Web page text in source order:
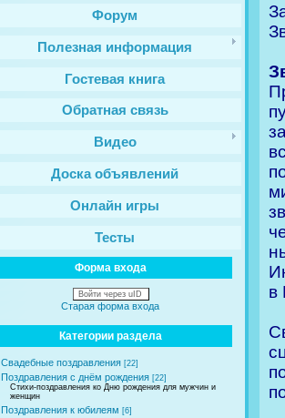
Форум
Полезная информация
Гостевая книга
Обратная связь
Видео
Доска объявлений
Онлайн игры
Тесты
Форма входа
Войти через uID
Старая форма входа
Категории раздела
Свадебные поздравления [22]
Поздравления с днём рождения [22]
Стихи-поздравления ко Дню рождения для мужчин и
женщин
Поздравления к юбилеям [6]
в